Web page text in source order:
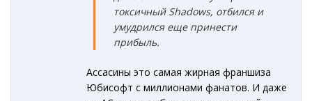
токсичный Shadows, отбился и
умудрился еще принести
прибыль.
Ассасины это самая жирная франшиза
Юбисофт с миллионами фанатов. И даже